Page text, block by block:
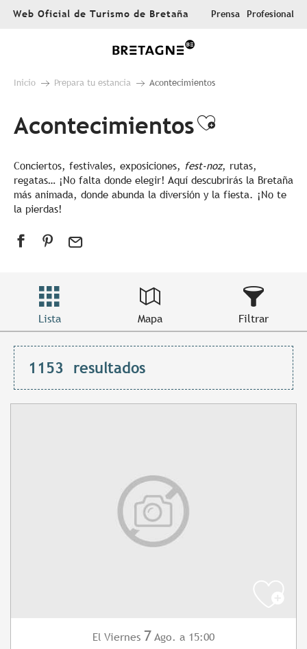
AllerWeb Oficial de Turismo de Bretaña Prensa Profesional
Inicio Prepara tu estancia Acontecimientos
AcontecimientosAjouter
Conciertos, festivales, exposiciones, fest-noz, rutas,
regatas… ¡No falta donde elegir! Aquí descubrirás la Bretaña
más animada, donde abunda la diversión y la fiesta. ¡No te
la pierdas!
Lista Mapa Filtrar
1153 resultados
El Viernes 7 Ago. a 15:00